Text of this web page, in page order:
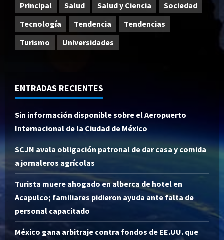
Principal
Salud Salud y Ciencia
Sociedad
Tecnología
Tendencia
Tendencias
Turismo
Universidades
ENTRADAS RECIENTES
Sin información disponible sobre el Aeropuerto
Internacional de la Ciudad de México
SCJN avala obligación patronal de dar casa y comida
a jornaleros agrícolas
Turista muere ahogado en alberca de hotel en
Acapulco; familiares pidieron ayuda ante falta de
personal capacitado
México gana arbitraje contra fondos de EE.UU. que